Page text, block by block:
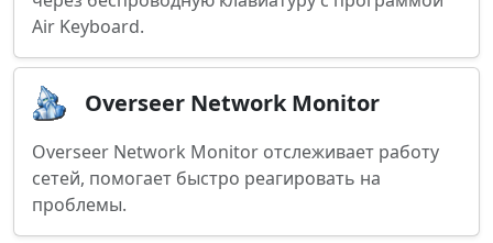
Air Keyboard.
Overseer Network Monitor
Overseer Network Monitor отслеживает работу
сетей, помогает быстро реагировать на
проблемы.